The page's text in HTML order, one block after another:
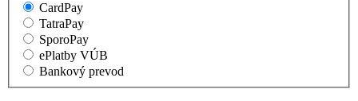
CardPay
TatraPay
SporoPay
ePlatby VÚB
Bankový prevod